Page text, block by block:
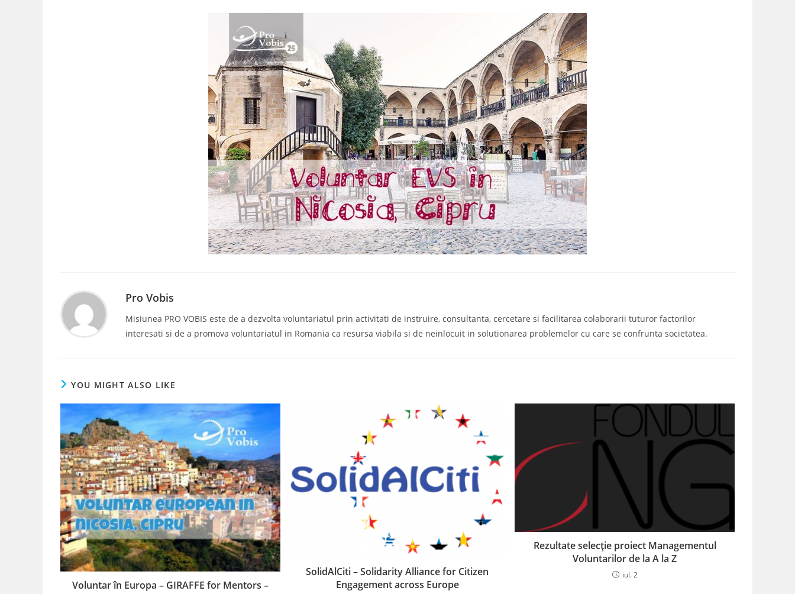
Pro Vobis
Misiunea PRO VOBIS este de a dezvolta voluntariatul prin activitati de instruire, consultanta, cercetare si facilitarea colaborarii tuturor factorilor
interesati si de a promova voluntariatul in Romania ca resursa viabila si de neinlocuit in solutionarea problemelor cu care se confrunta societatea.
YOU MIGHT ALSO LIKE
Voluntar în Europa – GIRAFFE for Mentors –
SolidAlCiti – Solidarity Alliance for Citizen
Engagement across Europe
Rezultate selecție proiect Managementul
Voluntarilor de la A la Z
iul. 2